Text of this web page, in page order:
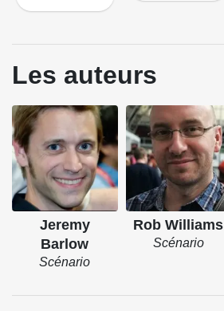
Les auteurs
Jeremy
Barlow
Scénario
Rob Williams
Scénario